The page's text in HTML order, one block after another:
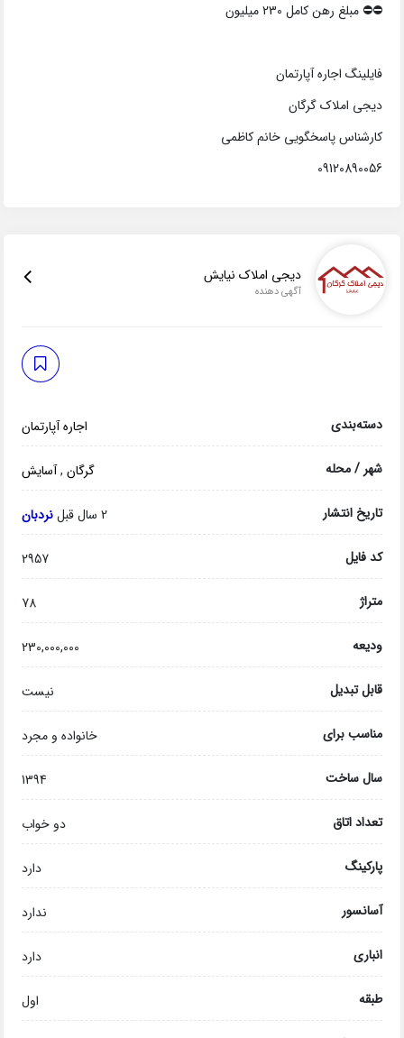
⛔️⛔️ مبلغ رهن کامل 230 میلیون
فایلینگ اجاره آپارتمان
دیجی املاک گرگان
کارشناس پاسخگویی خانم کاظمی
09120890056
دیجی املاک نیایش
آگهی دهنده
دسته‌بندی اجاره آپارتمان
شهر / محله گرگان,آسایش
تاریخ انتشار 2 سال قبل نردبان
کد فایل 2957
متراژ 78
ودیعه 230,000,000
قابل تبدیل نیست
مناسب برای خانواده و مجرد
سال ساخت 1394
تعداد اتاق دو خواب
پارکینگ دارد
آسانسور ندارد
انباری دارد
طبقه اول